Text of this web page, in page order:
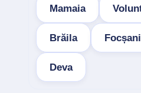
Mamaia
Brăila Focșani
Deva